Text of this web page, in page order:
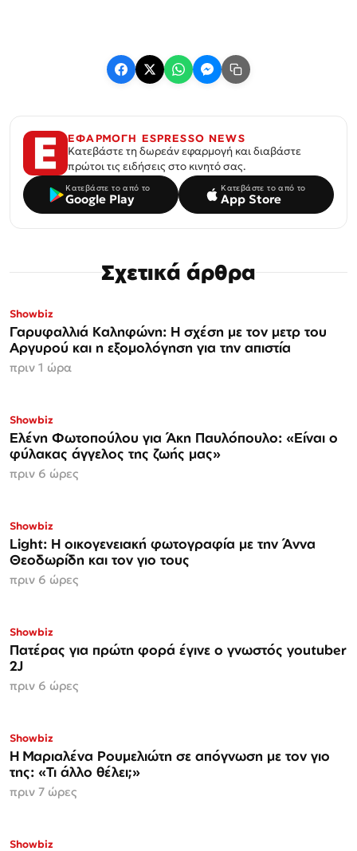
ΕΦΑΡΜΟΓΗ ESPRESSO NEWS
Κατεβάστε τη δωρεάν εφαρμογή και διαβάστε
πρώτοι τις ειδήσεις στο κινητό σας.
Κατεβάστε το από το
Google Play
Κατεβάστε το από το
App Store
Σχετικά άρθρα
Showbiz
Γαρυφαλλιά Καληφώνη: Η σχέση με τον μετρ του
Αργυρού και η εξομολόγηση για την απιστία
πριν 1 ώρα
Showbiz
Ελένη Φωτοπούλου για Άκη Παυλόπουλο: «Είναι ο
φύλακας άγγελος της ζωής μας»
πριν 6 ώρες
Showbiz
Light: Η οικογενειακή φωτογραφία με την Άννα
Θεοδωρίδη και τον γιο τους
πριν 6 ώρες
Showbiz
Πατέρας για πρώτη φορά έγινε ο γνωστός youtuber
2J
πριν 6 ώρες
Showbiz
H Μαριαλένα Ρουμελιώτη σε απόγνωση με τον γιο
της: «Τι άλλο θέλει;»
πριν 7 ώρες
Showbiz